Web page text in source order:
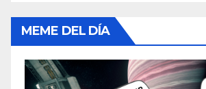
MEME DEL DÍA